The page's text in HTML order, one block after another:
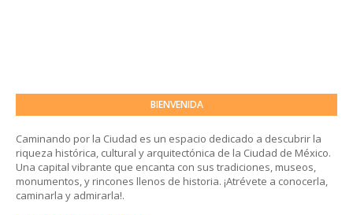
BIENVENIDA
Caminando por la Ciudad es un espacio dedicado a descubrir la
riqueza histórica, cultural y arquitectónica de la Ciudad de México.
Una capital vibrante que encanta con sus tradiciones, museos,
monumentos, y rincones llenos de historia. ¡Atrévete a conocerla,
caminarla y admirarla!.